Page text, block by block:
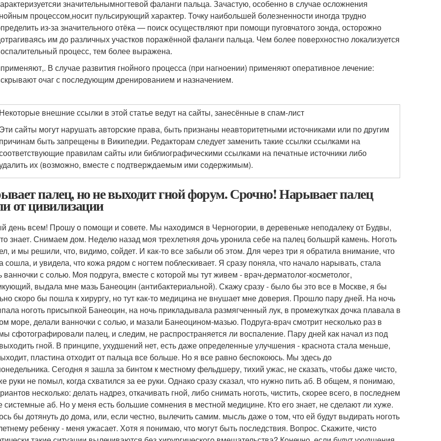
значительнымногтевой фаланги пальца. Зачастую, особенно в случае осложнения
процессом,носит пульсирующий характер. Точку наибольшей болезненности иногда трудно
из-за значительного отёка — поиск осуществляют при помощи пуговчатого зонда, осторожно
им до различных участков поражённой фаланги пальца. Чем более поверхностно локализуется
процесс, тем более выражена.
В случае развития гнойного процесса (при нагноении) применяют оперативное лечение:
очаг с последующим дренированием и назначением.
Некоторые внешние ссылки в этой статье ведут на сайты, занесённые в спам-лист
Эти сайты могут нарушать авторские права, быть признаны неавторитетными источниками или по другим
причинам быть запрещены в Википедии. Редакторам следует заменить такие ссылки ссылками на
правилам сайты или библиографическими ссылками на печатные источники либо
их (возможно, вместе с подтверждаемым ими содержимым).
палец, но не выходит гной форум. Срочно! Нарывает палец
от цивилизации
день всем! Прошу о помощи и совете. Мы находимся в Черногории, в деревеньке неподалеку от Будвы,
знает. Снимаем дом. Неделю назад моя трехлетняя дочь уронила себе на палец большрй камень. Ноготь
и мы решили, что, видимо, сойдет. И как-то все забыли об этом. Для через три я обратила внимание, что
сошла, и увидела, что кожа рядом с ногтем поблескивает. Я сразу поняла, что начало нарывать, стала
ванночки с солью. Моя подруга, вместе с которой мы тут живем - врач-дерматолог-косметолог,
выдала мне мазь Банеоцин (антибактериальной). Скажу сразу - было бы это все в Москве, я бы
скоро бы пошла к хирургу, но тут как-то медицина не внушает мне доверия. Прошло пару дней. На ночь
ноготь присыпкой Банеоцин, на ночь прикладывала размягченный лук, в промежутках дочка плавала в
море, делали ванночки с солью, и мазали Банеоцином-мазью. Подруга-врач смотрит несколько раз в
сфотографировали палец, и следим, не распространяется ли воспаление. Пару дней как начал из под
гной. В принципе, ухудшений нет, есть даже определенные улучшения - краснота стала меньше,
пластина отходит от пальца все больше. Но я все равно беспокоюсь. Мы здесь до
Сегодня я зашла за бинтом к местному фельдшеру, тихий ужас, не сказать, чтобы даже чисто,
руки не помыл, когда схватился за ее руки. Однако сразу сказал, что нужно пить аб. В общем, я понимаю,
несколько: делать надрез, откачивать гной, либо снимать ноготь, чистить, скорее всего, в последнем
системные аб. Но у меня есть большие сомнения в местной медицине. Кто его знает, не сделают ли хуже.
бы дотянуть до дома, или, если честно, вылечить самим. мысль даже о том, что ей будут выдирать ноготь
ребенку - меня ужасает. Хотя я понимаю, что могут быть последствия. Вопрос. Скажите, чисто